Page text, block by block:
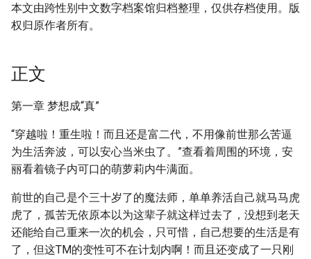
本文由跨性别中文数字档案馆归档整理，仅供存档使用。版
权归原作者所有。
正文
第一章 梦想成“真”
“穿越啦！重生啦！而且还是富二代，不用像前世那么苦逼
为生活奔波，可以安心当米虫了。”查看着周围的环境，安
丽看着镜子内可口的萌萝莉内牛满面。
前世的自己是个三十岁了的魔法师，单单养活自己就马马虎
虎了，孤苦无依原本以为这辈子就这样过去了，没想到老天
还能给自己重来一次的机会，只可惜，自己想要的生活是有
了，但这TM的变性可不在计划内啊！而且还变成了一只刚